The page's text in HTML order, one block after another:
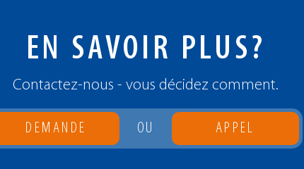
EN SAVOIR PLUS?
Contactez-nous - vous décidez comment.
DEMANDE OU APPEL